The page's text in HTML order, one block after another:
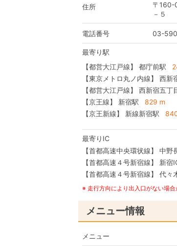
住所 〒160-
－５
電話番号 03-
最寄り駅
【都営大江戸線】 都庁前駅
【東京メトロ丸ノ内線】 西新
【都営大江戸線】 西新宿五丁
【京王線】 新宿駅
829 m
【京王新線】 新線新宿駅
最寄りIC
【首都高速中央環状線】
中野
【首都高速４号新宿線】
新宿
【首都高速４号新宿線】
代々
※ 走行方向により出入口がない場
メニュー情報
メニュー